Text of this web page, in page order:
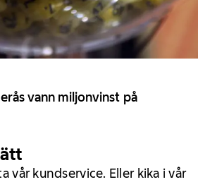
vann miljonvinst på
vår kundservice. Eller kika i vår